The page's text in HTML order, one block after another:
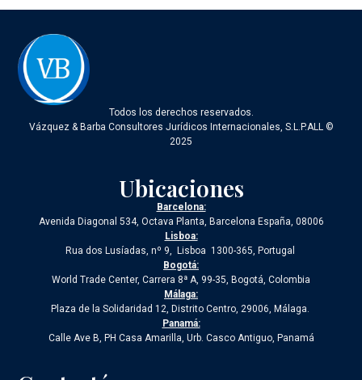
Todos los derechos reservados.
Vázquez & Barba Consultores Jurídicos Internacionales, S.L.P.ALL ©
2025
Ubicaciones
Barcelona:
Avenida Diagonal 534, Octava Planta, Barcelona España, 08006
Lisboa:
Rua dos Lusíadas, nº 9, Lisboa 1300-365, Portugal
Bogotá:
World Trade Center, Carrera 8ª A, 99-35, Bogotá, Colombia
Málaga:
Plaza de la Solidaridad 12, Distrito Centro, 29006, Málaga.
Panamá:
Calle Ave B, PH Casa Amarilla, Urb. Casco Antiguo, Panamá